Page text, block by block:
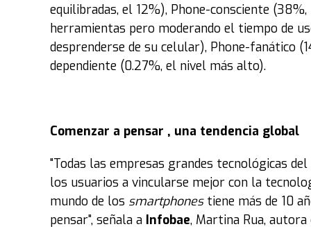
equilibradas, el 12%), Phone-consciente
herramientas pero moderando el tiempo de
desprenderse de su celular), Phone-fanático
dependiente (0.27%, el nivel más alto).
Comenzar a pensar , una tendencia global
"Todas las empresas grandes tecnológicas
los usuarios a vincularse mejor con la
mundo de los smartphonestiene más de 10
pensar", señala a Infobae, Martina Rua,